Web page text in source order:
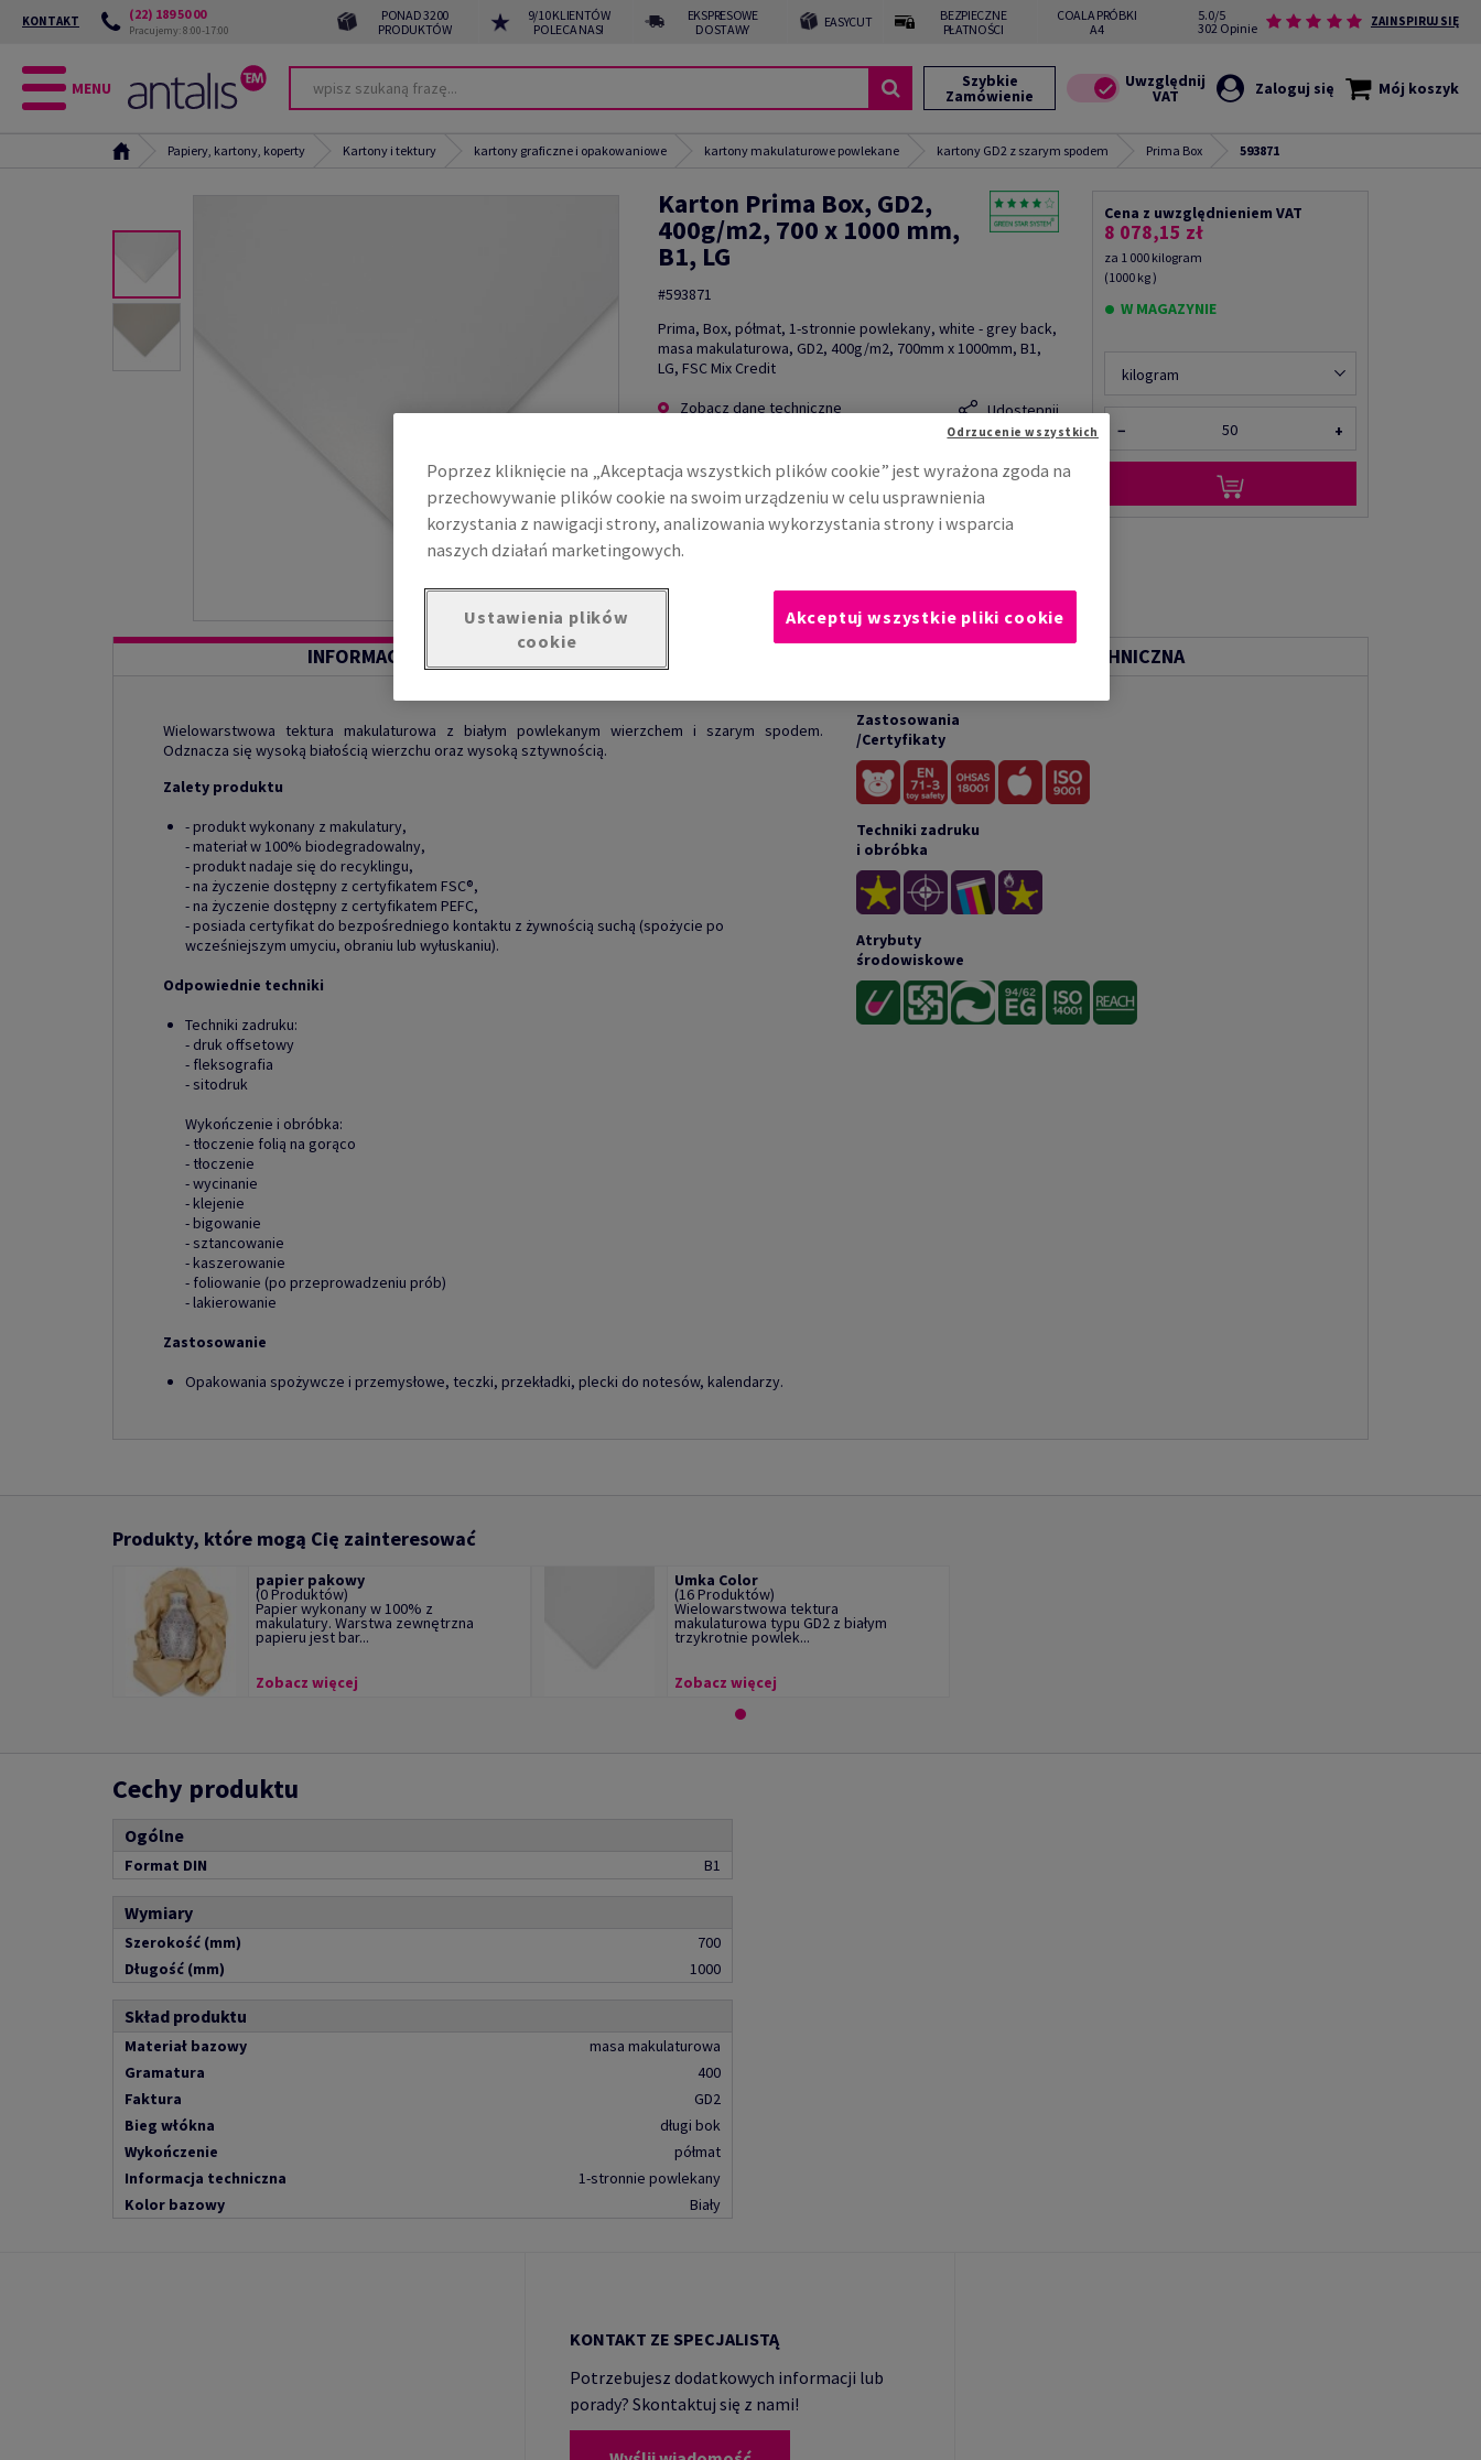
KONTAKT (22) 189 50 00
Pracujemy: 8:00-17:00
PONAD 3200
PRODUKTÓW
9/10 KLIENTÓW
POLECA NAS!
EKSPRESOWE
DOSTAWY
EASYCUT
BEZPIECZNE
PŁATNOŚCI
COALA PRÓBKI
A4
5.0/5
302 Opinie
ZAINSPIRUJ SIĘ
MENU Szybkie
Zamówienie Zaloguj się Mój koszyk
Papiery, kartony, koperty Kartony i tektury kartony graficzne i opakowaniowe kartony makulaturowe powlekane kartony GD2 z szarym spodem Prima Box 593871
Karton Prima Box, GD2,
400g/m2, 700 x 1000 mm,
B1, LG
#593871
Prima, Box, półmat, 1-stronnie powlekany, white - grey back,
masa makulaturowa, GD2, 400g/m2, 700mm x 1000mm, B1,
LG, FSC Mix Credit
Zobacz dane techniczne
Udostępnij
Cena z uwzględnieniem VAT
8 078,15 zł
za 1 000 kilogram
(1000 kg )
W MAGAZYNIE
kilogram
− +
INFORMACJE O PRODUKCIE DOKUMENTACJA TECHNICZNA
Wielowarstwowa tektura makulaturowa z białym powlekanym wierzchem i szarym spodem.
Odznacza się wysoką białością wierzchu oraz wysoką sztywnością.
Zalety produktu
- produkt wykonany z makulatury,
- materiał w 100% biodegradowalny,
- produkt nadaje się do recyklingu,
- na życzenie dostępny z certyfikatem FSC®,
- na życzenie dostępny z certyfikatem PEFC,
- posiada certyfikat do bezpośredniego kontaktu z żywnością suchą (spożycie po
wcześniejszym umyciu, obraniu lub wyłuskaniu).
Odpowiednie techniki
Techniki zadruku:
- druk offsetowy
- fleksografia
- sitodruk
Wykończenie i obróbka:
- tłoczenie folią na gorąco
- tłoczenie
- wycinanie
- klejenie
- bigowanie
- sztancowanie
- kaszerowanie
- foliowanie (po przeprowadzeniu prób)
- lakierowanie
Zastosowanie
Opakowania spożywcze i przemysłowe, teczki, przekładki, plecki do notesów, kalendarzy.
Zastosowania
/Certyfikaty
Techniki zadruku
i obróbka
Atrybuty
środowiskowe
Produkty, które mogą Cię zainteresować
papier pakowy
(0 Produktów)
Papier wykonany w 100% z
makulatury. Warstwa zewnętrzna
papieru jest bar...
Zobacz więcej
Umka Color
(16 Produktów)
Wielowarstwowa tektura
makulaturowa typu GD2 z białym
trzykrotnie powlek...
Zobacz więcej
Cechy produktu
Ogólne
Format DIN B1
Wymiary
Szerokość (mm)
700
Długość (mm)
1000
Skład produktu
Materiał bazowy
masa makulaturowa
Gramatura
400
Faktura
GD2
Bieg włókna
długi bok
Wykończenie
półmat
Informacja techniczna
1-stronnie powlekany
Kolor bazowy
Biały
KONTAKT ZE SPECJALISTĄ
Potrzebujesz dodatkowych informacji lub
porady? Skontaktuj się z nami!
Poprzez kliknięcie na „Akceptacja wszystkich plików cookie” jest wyrażona zgoda na
przechowywanie plików cookie na swoim urządzeniu w celu usprawnienia
korzystania z nawigacji strony, analizowania wykorzystania strony i wsparcia
naszych działań marketingowych.
Ustawienia plików
cookie
Odrzucenie wszystkich
Akceptuj wszystkie pliki cookie